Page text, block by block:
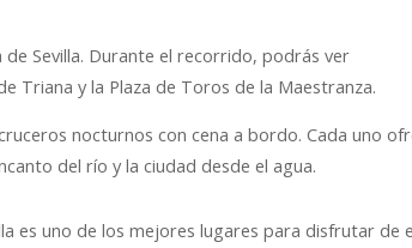
Sevilla. Durante el recorrido, podrás ver
Triana y la Plaza de Toros de la Maestranza.
nocturnos con cena a bordo. Cada uno
del río y la ciudad desde el agua.
es uno de los mejores lugares para disfrutar de